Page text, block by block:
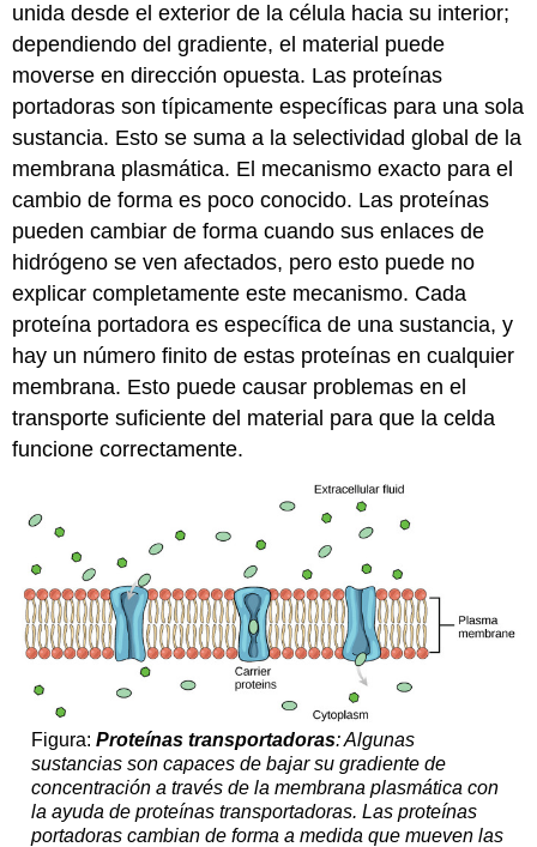
unida desde el exterior de la célula hacia su interior;
dependiendo del gradiente, el material puede
moverse en dirección opuesta. Las proteínas
portadoras son típicamente específicas para una sola
sustancia. Esto se suma a la selectividad global de la
membrana plasmática. El mecanismo exacto para el
cambio de forma es poco conocido. Las proteínas
pueden cambiar de forma cuando sus enlaces de
hidrógeno se ven afectados, pero esto puede no
explicar completamente este mecanismo. Cada
proteína portadora es específica de una sustancia, y
hay un número finito de estas proteínas en cualquier
membrana. Esto puede causar problemas en el
transporte suficiente del material para que la celda
funcione correctamente.
Figura: Proteínas transportadoras: Algunas
sustancias son capaces de bajar su gradiente de
concentración a través de la membrana plasmática con
la ayuda de proteínas transportadoras. Las proteínas
portadoras cambian de forma a medida que mueven las